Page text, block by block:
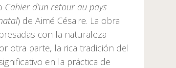
Cahier d’un retour au pays
) de Aimé Césaire. La obra
con la naturaleza
otra parte, la rica tradición del
en la práctica de